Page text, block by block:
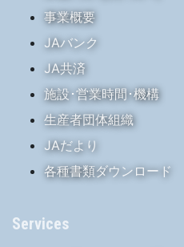
事業概要
JAバンク
JA共済
施設･営業時間･機構
生産者団体組織
JAだより
各種書類ダウンロード
Services